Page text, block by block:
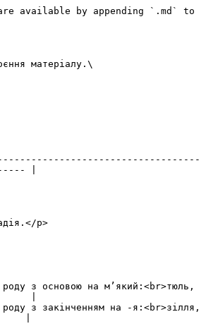
available by appending `.md` to
матеріалу.\
|
p>
з основою на м’який:<br>тюль,
|
з закінченням на -я:<br>зілля,
|